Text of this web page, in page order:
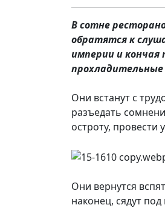
В сотне
обратятся к
империи и
прохладительные
Они встанут с
разъедать
остроту,
Они вернутся
наконец, сядут